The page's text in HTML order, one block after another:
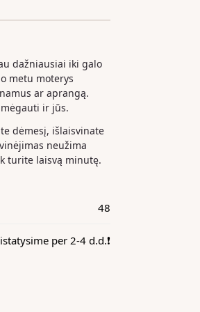
dažniausiai iki galo
metu moterys
ar aprangą.
ir jūs.
dėmesį, išlaisvinate
neužima
turite laisvą minutę.
48
per 2-4 d.d.❗️